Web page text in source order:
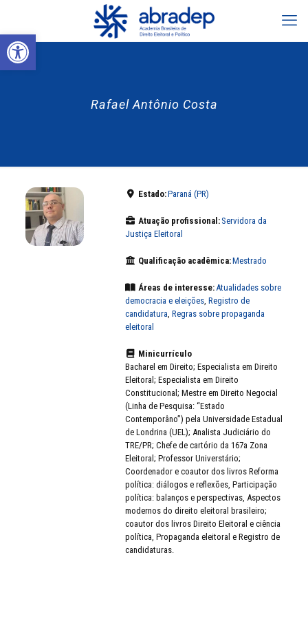
Abrir a barra de ferramentas
Rafael Antônio Costa
Estado:Paraná (PR)
Atuação profissional:Servidora da
Justiça Eleitoral
Qualificação acadêmica:Mestrado
Áreas de interesse:Atualidades sobre
democracia e eleições, Registro de
candidatura, Regras sobre propaganda
eleitoral
Minicurrículo
Bacharel em Direito; Especialista em Direito
Eleitoral; Especialista em Direito
Constitucional; Mestre em Direito Negocial
(Linha de Pesquisa: “Estado
Contemporâno”) pela Universidade Estadual
de Londrina (UEL); Analista Judiciário do
TRE/PR; Chefe de cartório da 167a Zona
Eleitoral; Professor Universtário;
Coordenador e coautor dos livros Reforma
política: diálogos e reflexões, Participação
política: balanços e perspectivas, Aspectos
modernos do direito eleitoral brasileiro;
coautor dos livros Direito Eleitoral e ciência
política, Propaganda eleitoral e Registro de
candidaturas.